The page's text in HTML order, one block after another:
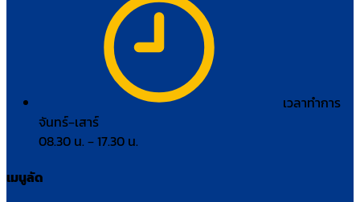
เวลาทำการ
จันทร์–เสาร์
08.30 น. – 17.30 น.
เมนูลัด